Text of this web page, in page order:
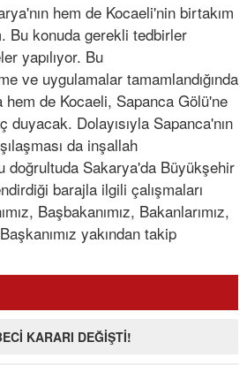
hem de Kocaeli'nin birtakım
Bu konuda gerekli tedbirler
yapılıyor. Bu
ve uygulamalar tamamlandığında
de Kocaeli, Sapanca Gölü'ne
Dolayısıyla Sapanca'nın
da inşallah
doğrultuda Sakarya'da Büyükşehir
barajla ilgili çalışmaları
Başbakanımız, Bakanlarımız,
yakından takip
KARARI DEĞİŞTİ!